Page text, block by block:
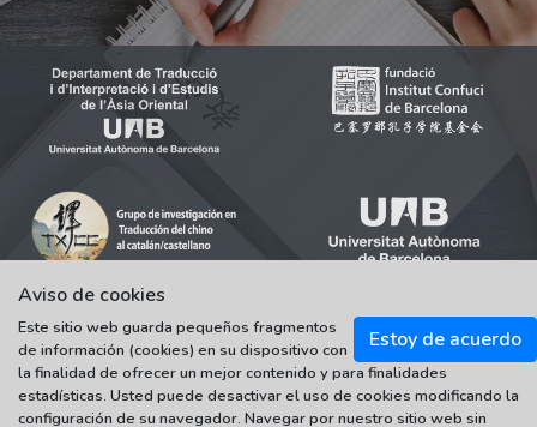
© 2021-2022 Universitat Autònoma de Barcelona
Tots els drets reservats
Aviso de cookies
Estoy de acuerdo
Este sitio web guarda pequeños fragmentos
de información (cookies) en su dispositivo con
la finalidad de ofrecer un mejor contenido y para finalidades
estadísticas. Usted puede desactivar el uso de cookies modificando la
configuración de su navegador. Navegar por nuestro sitio web sin